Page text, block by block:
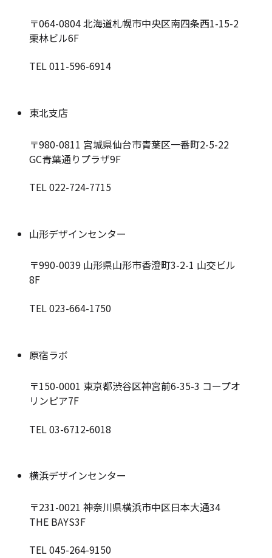
〒064-0804北海道札幌市中央区南四条西1-15-2
栗林ビル6F
TEL 011-596-6914
東北支店
〒980-0811 宮城県仙台市青葉区一番町2-5-22
GC青葉通りプラザ9F
TEL 022-724-7715
山形デザインセンター
〒990-0039 山形県山形市香澄町3-2-1 山交ビル
8F
TEL 023-664-1750
原宿ラボ
〒150-0001 東京都渋谷区神宮前6-35-3 コープオ
リンピア7F
TEL 03-6712-6018
横浜デザインセンター
〒231-0021 神奈川県横浜市中区日本大通34
THE BAYS3F
TEL 045-264-9150